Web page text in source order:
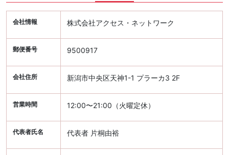
会社情報 株式会社アクセス・ネットワーク
郵便番号 9500917
会社住所 新潟市中央区天神1-1 プラーカ3 2F
営業時間 12:00〜21:00（火曜定休）
代表者氏名 代表者 片桐由裕